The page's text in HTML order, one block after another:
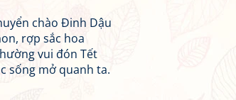
chào Đinh Dậu
rợp sắc hoa
vui đón Tết
sống mở quanh ta.